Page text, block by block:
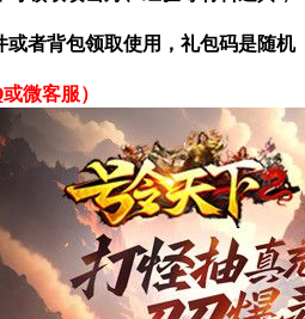
或者背包领取使用，礼包码是随机
微客服）